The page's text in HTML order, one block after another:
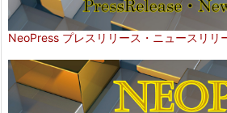
NeoPress プレスリリース・ニュースリリ